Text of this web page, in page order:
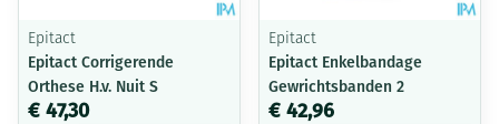
Epitact
Epitact Corrigerende
Orthese H.v. Nuit S
€ 47,30
Epitact
Epitact Enkelbandage
Gewrichtsbanden 2
€ 42,96